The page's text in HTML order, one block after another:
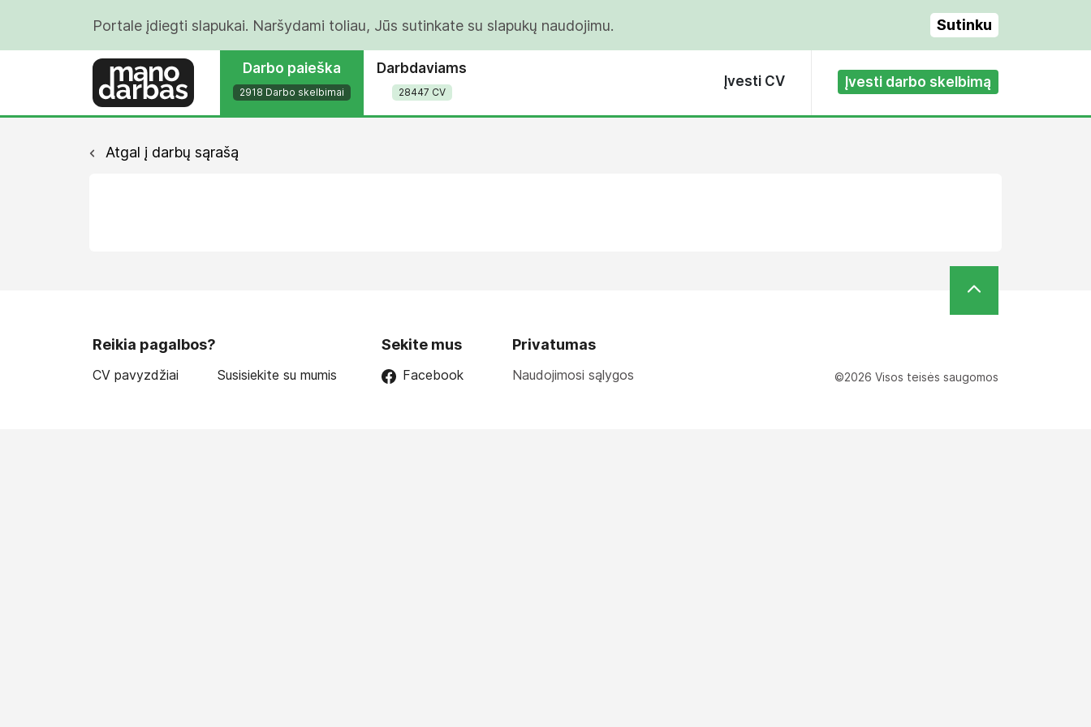
Portale įdiegti slapukai. Naršydami toliau, Jūs sutinkate su slapukų naudojimu. Sutinku
Darbo paieška
2918 Darbo skelbimai
Darbdaviams
28447 CV
Įvesti CV Įvesti darbo skelbimą
Atgal į darbų sąrašą
Reikia pagalbos?
CV pavyzdžiai Susisiekite su mumis
Sekite mus
Facebook
Privatumas
Naudojimosi sąlygos ©2026 Visos teisės saugomos